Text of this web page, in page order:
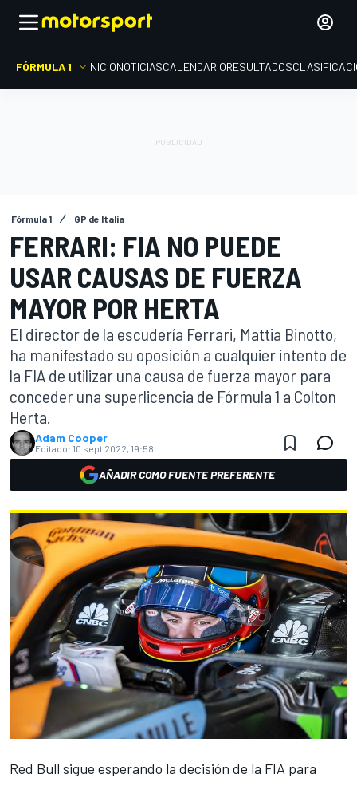
FÓRMULA 1 INICIONOTICIASCALENDARIORESULTADOS
Fórmula 1 GP de Italia
FERRARI: FIA NO PUEDE
USAR CAUSAS DE FUERZA
MAYOR POR HERTA
El director de la escudería Ferrari, Mattia Binotto,
ha manifestado su oposición a cualquier intento de
la FIA de utilizar una causa de fuerza mayor para
conceder una superlicencia de Fórmula 1 a Colton
Herta.
Adam Cooper
Editado: 10 sept 2022, 19:58
AÑADIR COMO FUENTE PREFERENTE
Red Bull sigue esperando la decisión de la FIA para